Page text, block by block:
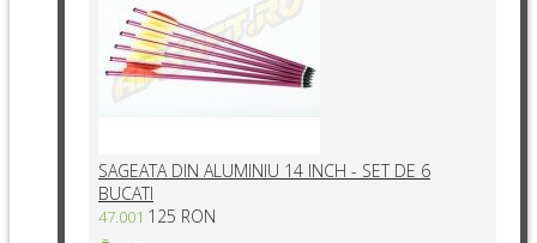
SAGEATA DIN ALUMINIU 14 INCH - SET DE 6
BUCATI
47.001 125 RON